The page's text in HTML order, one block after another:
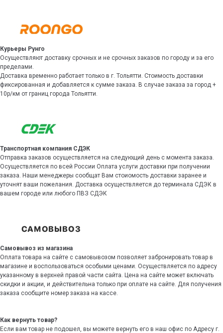
Курьеры Рунго
Осуществляют доставку срочных и не срочных заказов по городу и за его
пределами.
Доставка временно работает только в г. Тольятти. Стоимость доставки
фиксированная и добавляется к сумме заказа. В случае заказа за город +
10р/км от границ города Тольятти.
Транспортная компания СДЭК
Отправка заказов осуществляется на следующий день с момента заказа.
Осуществляется по всей России Оплата услуги доставки при получении
заказа. Наши менеджеры сообщат Вам стоиомость доставки заранее и
уточнят ваши пожелания. Доставка осуществляется до терминала СДЭК в
вашем городе или любого ПВЗ СДЭК
Самовывоз из магазина
Оплата товара на сайте с самовывозом позволяет забронировать товар в
магазине и воспользоваться особыми ценами. Осуществляется по адресу
указанному в верхней правой части сайта. Цена на сайте может включать
скидки и акции, и действительна только при оплате на сайте. Для получения
заказа сообщите номер заказа на кассе.
Как вернуть товар?
Если вам товар не подошел, вы можете вернуть его в наш офис по Адресу г.